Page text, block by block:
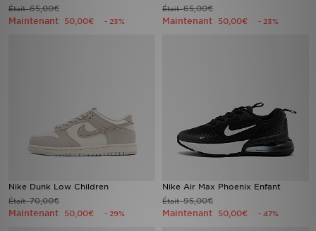
Était65,00€
Maintenant 50,00€ - 23%
Était65,00€
Maintenant 50,00€ - 23%
Nike Dunk Low Children
Était70,00€
Maintenant 50,00€ - 29%
Nike Air Max Phoenix Enfant
Était95,00€
Maintenant 50,00€ - 47%